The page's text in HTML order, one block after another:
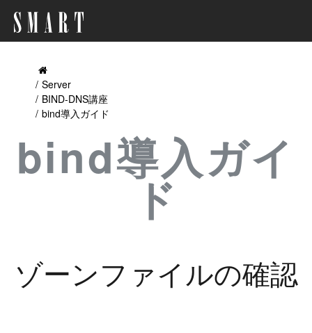
Server
BIND-DNS講座
bind導入ガイド
bind導入ガイ
ド
ゾーンファイルの確認